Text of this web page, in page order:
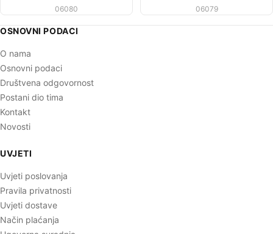
06080 06079
OSNOVNI PODACI
O nama
Osnovni podaci
Društvena odgovornost
Postani dio tima
Kontakt
Novosti
UVJETI
Uvjeti poslovanja
Pravila privatnosti
Uvjeti dostave
Način plaćanja